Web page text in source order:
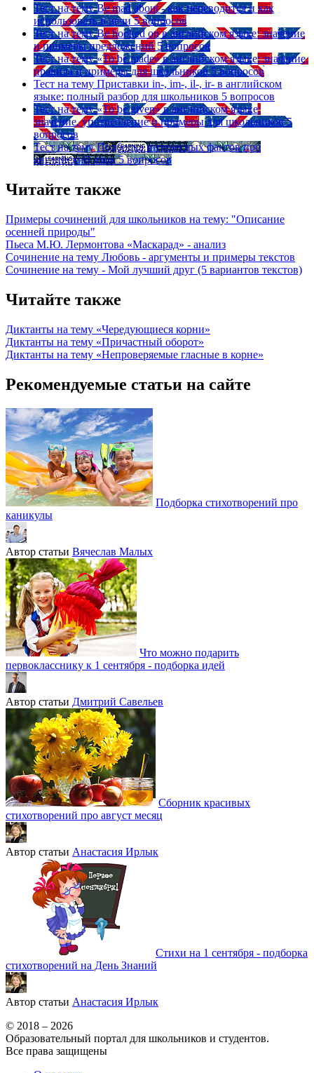
Тест на тему Be mad about - как переводится и как
использовать в речи 5 вопросов
Тест на тему Be hooked on в английском языке: значение
и примеры предложений 5 вопросов
Тест на тему «To be made» в английском языке: значение,
правила и примеры для школьников 5 вопросов
Тест на тему Приставки in-, im-, il-, ir- в английском
языке: полный разбор для школьников 5 вопросов
Тест на тему «To be given» в английском языке:
значение, употребление и примеры для школьников 5
вопросов
Тест на тему Подборка интересных фактов про
английский язык 5 вопросов
Читайте также
Примеры сочинений для школьников на тему: "Описание
осенней природы"
Пьеса М.Ю. Лермонтова «Маскарад» - анализ
Сочинение на тему Любовь - аргументы и примеры текстов
Сочинение на тему - Мой лучший друг (5 вариантов текстов)
Читайте также
Диктанты на тему «Чередующиеся корни»
Диктанты на тему «Причастный оборот»
Диктанты на тему «Непроверяемые гласные в корне»
Рекомендуемые статьи на сайте
Подборка стихотворений про
каникулы
Автор статьи Вячеслав Малых
Что можно подарить
первокласснику к 1 сентября - подборка идей
Автор статьи Дмитрий Савельев
Сборник красивых
стихотворений про август месяц
Автор статьи Анастасия Ирлык
Стихи на 1 сентября - подборка
стихотворений на День Знаний
Автор статьи Анастасия Ирлык
© 2018 – 2026
Образовательный портал для школьников и студентов.
Все права защищены